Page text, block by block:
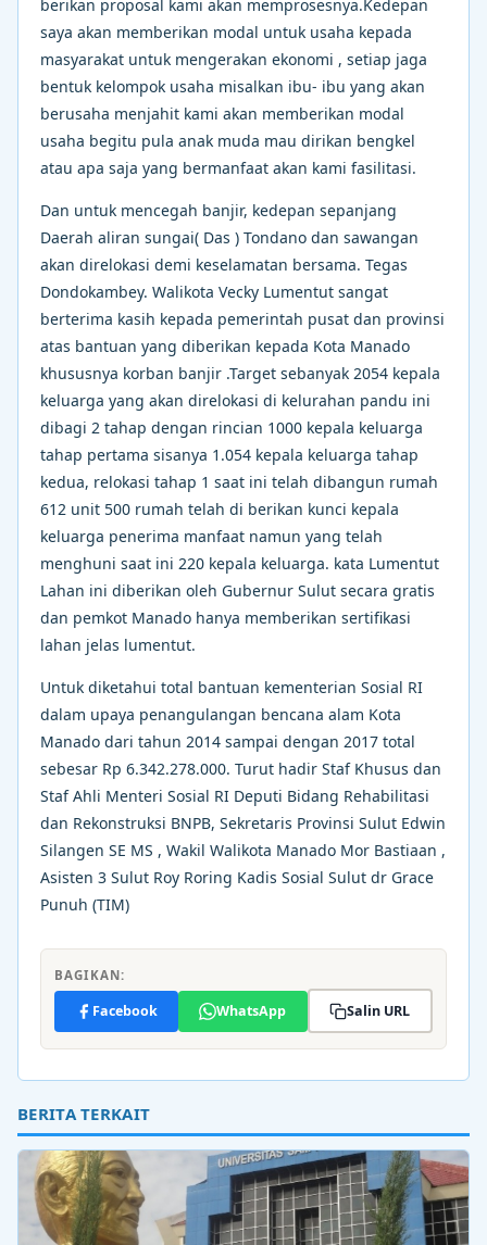
berikan proposal kami akan memprosesnya.Kedepan
saya akan memberikan modal untuk usaha kepada
masyarakat untuk mengerakan ekonomi , setiap jaga
bentuk kelompok usaha misalkan ibu- ibu yang akan
berusaha menjahit kami akan memberikan modal
usaha begitu pula anak muda mau dirikan bengkel
atau apa saja yang bermanfaat akan kami fasilitasi.
Dan untuk mencegah banjir, kedepan sepanjang
Daerah aliran sungai( Das ) Tondano dan sawangan
akan direlokasi demi keselamatan bersama. Tegas
Dondokambey. Walikota Vecky Lumentut sangat
berterima kasih kepada pemerintah pusat dan provinsi
atas bantuan yang diberikan kepada Kota Manado
khususnya korban banjir .Target sebanyak 2054 kepala
keluarga yang akan direlokasi di kelurahan pandu ini
dibagi 2 tahap dengan rincian 1000 kepala keluarga
tahap pertama sisanya 1.054 kepala keluarga tahap
kedua, relokasi tahap 1 saat ini telah dibangun rumah
612 unit 500 rumah telah di berikan kunci kepala
keluarga penerima manfaat namun yang telah
menghuni saat ini 220 kepala keluarga. kata Lumentut
Lahan ini diberikan oleh Gubernur Sulut secara gratis
dan pemkot Manado hanya memberikan sertifikasi
lahan jelas lumentut.
Untuk diketahui total bantuan kementerian Sosial RI
dalam upaya penangulangan bencana alam Kota
Manado dari tahun 2014 sampai dengan 2017 total
sebesar Rp 6.342.278.000. Turut hadir Staf Khusus dan
Staf Ahli Menteri Sosial RI Deputi Bidang Rehabilitasi
dan Rekonstruksi BNPB, Sekretaris Provinsi Sulut Edwin
Silangen SE MS , Wakil Walikota Manado Mor Bastiaan ,
Asisten 3 Sulut Roy Roring Kadis Sosial Sulut dr Grace
Punuh (TIM)
BAGIKAN:
Facebook WhatsApp Salin URL
BERITA TERKAIT